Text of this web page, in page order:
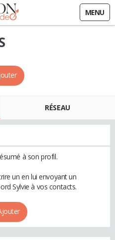
MENU
RÉSEAU
à son profil.
un en lui envoyant un
Sylvie à vos contacts.